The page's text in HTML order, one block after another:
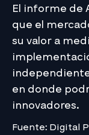
El informe de
que el
su valor a
en donde
innovadores.
Fuente: Digital